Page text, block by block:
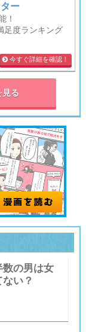
ー
！
足度ランキング
今すぐ詳細を確認！
見る
の男は女
い？